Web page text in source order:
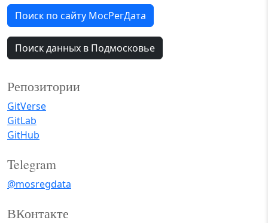
Поиск по сайту МосРегДата
Поиск данных в Подмосковье
Репозитории
GitVerse
GitLab
GitHub
Telegram
@mosregdata
ВКонтакте